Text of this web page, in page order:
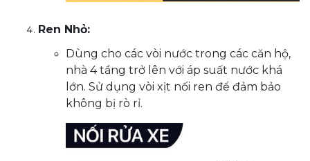
Ren Nhỏ:
Dùng cho các vòi nước trong các căn hộ,
nhà 4 tầng trở lên với áp suất nước khá
lớn. Sử dụng vòi xịt nối ren để đảm bảo
không bị rò rỉ.